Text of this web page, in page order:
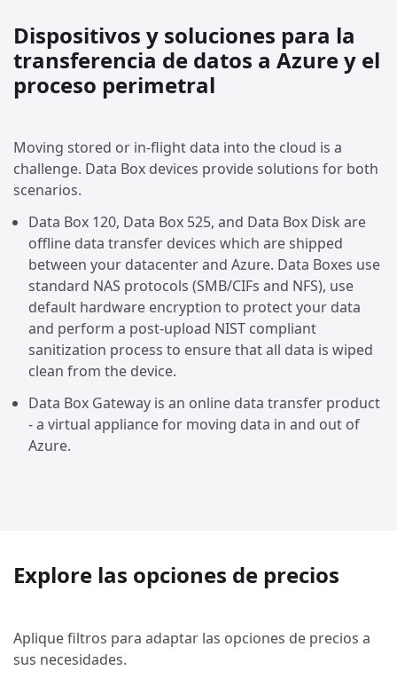
Dispositivos y soluciones para la
transferencia de datos a Azure y el
proceso perimetral
Moving stored or in-flight data into the cloud is a
challenge. Data Box devices provide solutions for both
scenarios.
Data Box 120, Data Box 525, and Data Box Disk are
offline data transfer devices which are shipped
between your datacenter and Azure. Data Boxes use
standard NAS protocols (SMB/CIFs and NFS), use
default hardware encryption to protect your data
and perform a post-upload NIST compliant
sanitization process to ensure that all data is wiped
clean from the device.
Data Box Gateway is an online data transfer product
- a virtual appliance for moving data in and out of
Azure.
Explore las opciones de precios
Aplique filtros para adaptar las opciones de precios a
sus necesidades.